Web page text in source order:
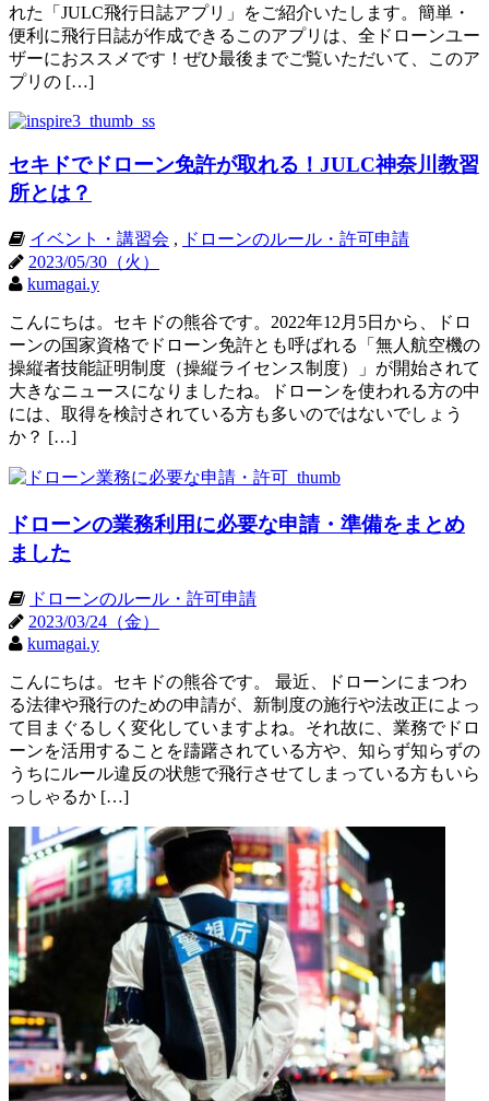
れた「JULC飛行日誌アプリ」をご紹介いたします。簡単・
便利に飛行日誌が作成できるこのアプリは、全ドローンユー
ザーにおススメです！ぜひ最後までご覧いただいて、このア
プリの […]
セキドでドローン免許が取れる！JULC神奈川教習
所とは？
イベント・講習会 , ドローンのルール・許可申請
2023/05/30（火）
kumagai.y
こんにちは。セキドの熊谷です。2022年12月5日から、ドロ
ーンの国家資格でドローン免許とも呼ばれる「無人航空機の
操縦者技能証明制度（操縦ライセンス制度）」が開始されて
大きなニュースになりましたね。ドローンを使われる方の中
には、取得を検討されている方も多いのではないでしょう
か？ […]
ドローンの業務利用に必要な申請・準備をまとめ
ました
ドローンのルール・許可申請
2023/03/24（金）
kumagai.y
こんにちは。セキドの熊谷です。 最近、ドローンにまつわ
る法律や飛行のための申請が、新制度の施行や法改正によっ
て目まぐるしく変化していますよね。それ故に、業務でドロ
ーンを活用することを躊躇されている方や、知らず知らずの
うちにルール違反の状態で飛行させてしまっている方もいら
っしゃるか […]